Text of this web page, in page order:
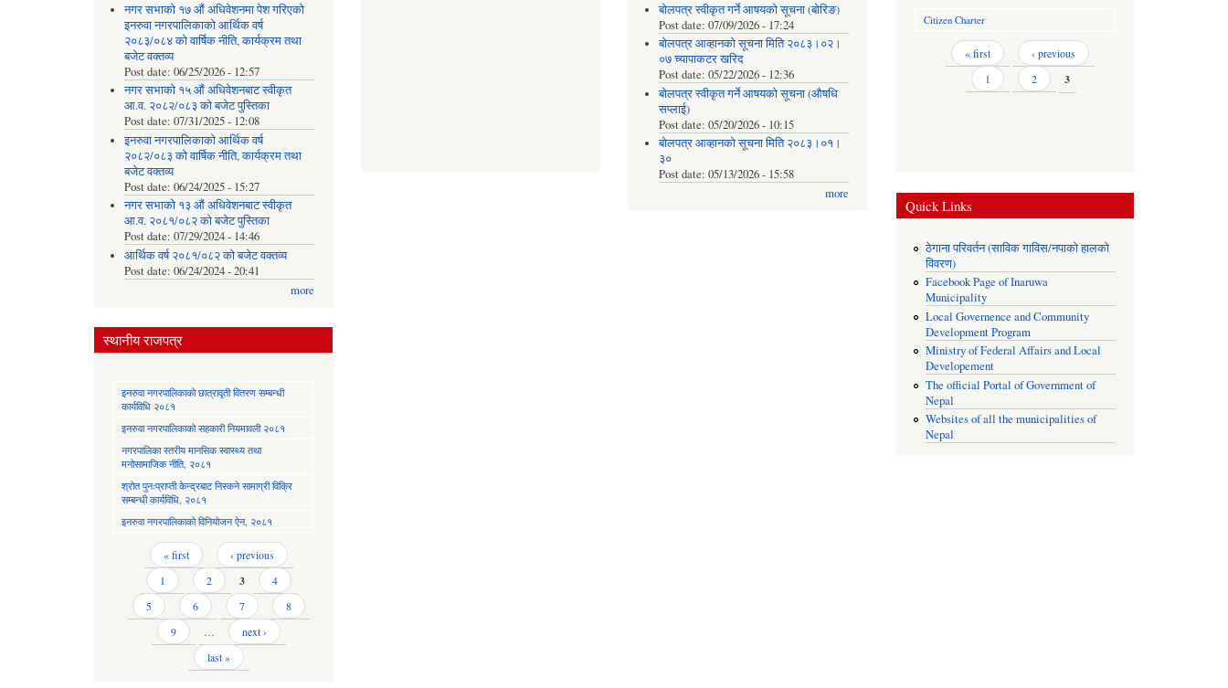
नगर सभाको १७ औं अधिवेशनमा पेश गरिएको
इनरुवा नगरपालिकाको आर्थिक वर्ष
२०८३/०८४ को वार्षिक नीति, कार्यक्रम तथा
बजेट वक्तव्य
Post date: 06/25/2026 - 12:57
नगर सभाको १५ औं अधिवेशनबाट स्वीकृत
आ.व. २०८२/०८३ को बजेट पुस्तिका
Post date: 07/31/2025 - 12:08
इनरुवा नगरपालिकाको आर्थिक वर्ष
२०८२/०८३ को वार्षिक नीति, कार्यक्रम तथा
बजेट वक्तव्य
Post date: 06/24/2025 - 15:27
नगर सभाको १३ औं अधिवेशनबाट स्वीकृत
आ.व. २०८१/०८२ को बजेट पुस्तिका
Post date: 07/29/2024 - 14:46
आर्थिक वर्ष २०८१/०८२ को बजेट वक्तव्य
Post date: 06/24/2024 - 20:41
more
स्थानीय राजपत्र
इनरुवा नगरपालिकाको छात्रावृती वितरण सम्बन्धी
कार्यविधि २०८१
इनरुवा नगरपालिकाको सहकारी नियमावली २०८१
नगरपालिका स्तरीय मानसिक स्वास्थ्य तथा
मनोसामाजिक नीति, २०८१
श्रोत पुनःप्राप्ती केन्द्रबाट निस्कने सामाग्री विक्रि
सम्बन्धी कार्यविधि, २०८१
इनरुवा नगरपालिकाको विनियोजन ऐन, २०८१
« first
‹ previous
1
2 3
4
5
6 7
8
9
…
next ›
last »
बोलपत्र स्वीकृत गर्ने आषयको सूचना (बोरिङ)
Post date: 07/09/2026 - 17:24
बोलपत्र आव्हानको सूचना मिति २०८३।०२।
०७ च्यापाकटर खरिद
Post date: 05/22/2026 - 12:36
बोलपत्र स्वीकृत गर्ने आषयको सूचना (औषधि
सप्लाई)
Post date: 05/20/2026 - 10:15
बोलपत्र आव्हानको सूचना मिति २०८३।०१।
३०
Post date: 05/13/2026 - 15:58
more
Citizen Charter
Pages « first
‹ previous
1
2 3
Quick Links
ठेगाना परिवर्तन (साविक गाविस/नपाको हालको
विवरण)
Facebook Page of Inaruwa
Municipality
Local Governence and Community
Development Program
Ministry of Federal Affairs and Local
Developement
The official Portal of Government of
Nepal
Websites of all the municipalities of
Nepal